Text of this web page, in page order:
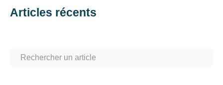
Articles récents